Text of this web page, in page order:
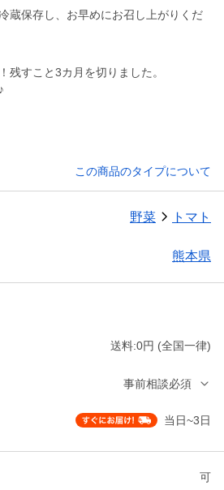
蔵保存し、お早めにお召し上がりくだ
残すこと3カ月を切りました。
この商品のタイプについて
野菜 トマト
熊本県
送料:0円 (全国一律)
事前相談必須
当日~3日
可